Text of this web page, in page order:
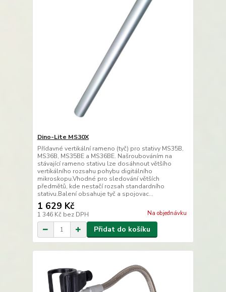
Dino-Lite MS30X
Přídavné vertikální rameno (tyč) pro stativy MS35B,
MS36B, MS35BE a MS36BE. Našroubováním na
stávající rameno stativu lze dosáhnout většího
vertikálního rozsahu pohybu digitálního
mikroskopu.Vhodné pro sledování větších
předmětů, kde nestačí rozsah standardního
stativu.Balení obsahuje tyč a spojovac...
1 629 Kč
1 346 Kč bez DPH Na objednávku
Přidat do košíku